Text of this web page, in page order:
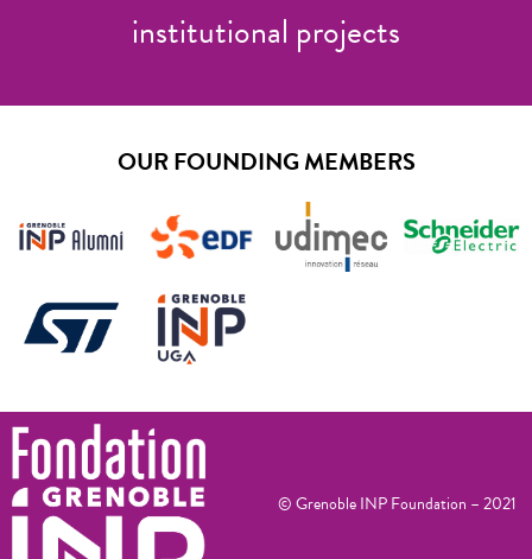
institutional projects
OUR FOUNDING MEMBERS
© Grenoble INP Foundation – 2021